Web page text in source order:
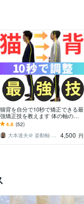
猫背を自分で10秒で矯正できる最
強矯正技を教えます 体の軸の第
一人者が、発見した10秒でできる
猫背姿勢矯正法
4.8 (52)
大本達夫＠ 姿動軸 体の軸を作る第一人者
4,500 円